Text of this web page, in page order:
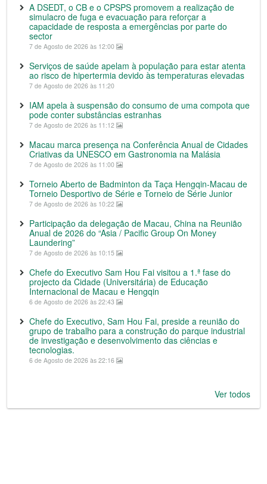
A DSEDT, o CB e o CPSPS promovem a realização de
simulacro de fuga e evacuação para reforçar a
capacidade de resposta a emergências por parte do
sector
7 de Agosto de 2026 às 12:00
Serviços de saúde apelam à população para estar atenta
ao risco de hipertermia devido às temperaturas elevadas
7 de Agosto de 2026 às 11:20
IAM apela à suspensão do consumo de uma compota que
pode conter substâncias estranhas
7 de Agosto de 2026 às 11:12
Macau marca presença na Conferência Anual de Cidades
Criativas da UNESCO em Gastronomia na Malásia
7 de Agosto de 2026 às 11:00
Torneio Aberto de Badminton da Taça Hengqin-Macau de
Torneio Desportivo de Série e Torneio de Série Junior
7 de Agosto de 2026 às 10:22
Participação da delegação de Macau, China na Reunião
Anual de 2026 do “Asia / Pacific Group On Money
Laundering”
7 de Agosto de 2026 às 10:15
Chefe do Executivo Sam Hou Fai visitou a 1.ª fase do
projecto da Cidade (Universitária) de Educação
Internacional de Macau e Hengqin
6 de Agosto de 2026 às 22:43
Chefe do Executivo, Sam Hou Fai, preside a reunião do
grupo de trabalho para a construção do parque industrial
de investigação e desenvolvimento das ciências e
tecnologias.
6 de Agosto de 2026 às 22:16
Ver todos